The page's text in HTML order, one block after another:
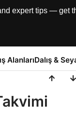
expert tips — get
AlanlarıDalış &